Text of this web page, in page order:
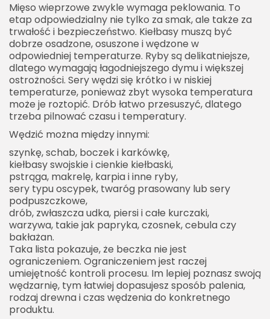
Mięso wieprzowe zwykle wymaga peklowania. To
etap odpowiedzialny nie tylko za smak, ale także za
trwałość i bezpieczeństwo. Kiełbasy muszą być
dobrze osadzone, osuszone i wędzone w
odpowiedniej temperaturze. Ryby są delikatniejsze,
dlatego wymagają łagodniejszego dymu i większej
ostrożności. Sery wędzi się krótko i w niskiej
temperaturze, ponieważ zbyt wysoka temperatura
może je roztopić. Drób łatwo przesuszyć, dlatego
trzeba pilnować czasu i temperatury.
Wędzić można między innymi:
szynkę, schab, boczek i karkówkę,
kiełbasy swojskie i cienkie kiełbaski,
pstrąga, makrelę, karpia i inne ryby,
sery typu oscypek, twaróg prasowany lub sery
podpuszczkowe,
drób, zwłaszcza udka, piersi i całe kurczaki,
warzywa, takie jak papryka, czosnek, cebula czy
bakłażan.
Taka lista pokazuje, że beczka nie jest
ograniczeniem. Ograniczeniem jest raczej
umiejętność kontroli procesu. Im lepiej poznasz swoją
wędzarnię, tym łatwiej dopasujesz sposób palenia,
rodzaj drewna i czas wędzenia do konkretnego
produktu.